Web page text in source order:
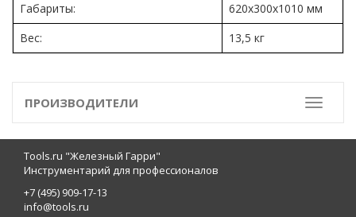
Габариты:
620х300х1010 мм
Вес:
13,5 кг
Toggle
ПРОИЗВОДИТЕЛИ
Tools.ru "Железный Гарри"
Инструментарий для профессионалов
+7 (495) 909-17-13
info@tools.ru